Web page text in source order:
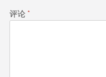
评论 *